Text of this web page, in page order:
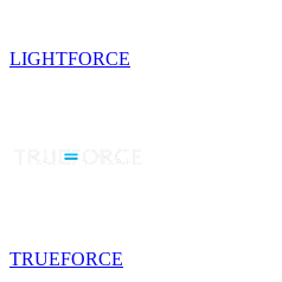
LIGHTFORCE
TRUEFORCE